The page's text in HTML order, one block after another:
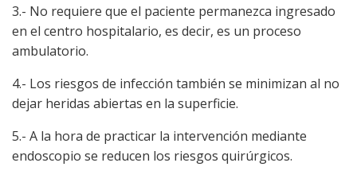
3.- No requiere que el paciente permanezca ingresado
en el centro hospitalario, es decir, es un proceso
ambulatorio.
4.- Los riesgos de infección también se minimizan al no
dejar heridas abiertas en la superficie.
5.- A la hora de practicar la intervención mediante
endoscopio se reducen los riesgos quirúrgicos.